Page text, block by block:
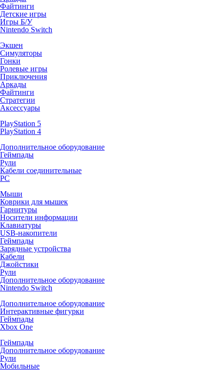
Файтинги
Детские игры
Игры Б/У
Nintendo Switch
Экшен
Симуляторы
Гонки
Ролевые игры
Приключения
Аркады
Файтинги
Стратегии
Аксессуары
PlayStation 5
PlayStation 4
Дополнительное оборудование
Геймпады
Рули
Кабели соединительные
PC
Мыши
Коврики для мышек
Гарнитуры
Носители информации
Клавиатуры
USB-накопители
Геймпады
Зарядные устройства
Кабели
Джойстики
Рули
Дополнительное оборудование
Nintendo Switch
Дополнительное оборудование
Интерактивные фигурки
Геймпады
Xbox One
Геймпады
Дополнительное оборудование
Рули
Мобильные